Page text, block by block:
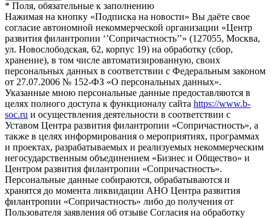
* Поля, обязательные к заполнению
Нажимая на кнопку «Подписка на новости» Вы даёте свое
согласие автономной некоммерческой организации «Центр
развития филантропии ‘’Сопричастность’’» (127055, Москва,
ул. Новослободская, 62, корпус 19) на обработку (сбор,
хранение), в том числе автоматизированную, своих
персональных данных в соответствии с Федеральным законом
от 27.07.2006 № 152-ФЗ «О персональных данных».
Указанные мною персональные данные предоставляются в
целях полного доступа к функционалу сайта https://www.b-
soc.ru и осуществления деятельности в соответствии с
Уставом Центра развития филантропии «Сопричастность», а
также в целях информирования о мероприятиях, программах
и проектах, разрабатываемых и реализуемых некоммерческим
негосударственным объединением «Бизнес и Общество» и
Центром развития филантропии «Сопричастность».
Персональные данные собираются, обрабатываются и
хранятся до момента ликвидации АНО Центра развития
филантропии «Сопричастность» либо до получения от
Пользователя заявления об отзыве Согласия на обработку